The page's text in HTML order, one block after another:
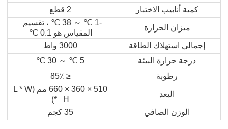
كمية أنابيب الاختبار
2 قطع
ميزان الحرارة
-1
℃
～
℃ ، تقسيم
المقياس هو 0.1
℃
إجمالي استهلاك الطاقة
3000 واط
درجة حرارة البيئة
5
℃
～
℃
رطوبة
≤ 85٪
البعد
510 × 360 × 660 مم (L * W
* H)
الوزن الصافي
35 كجم